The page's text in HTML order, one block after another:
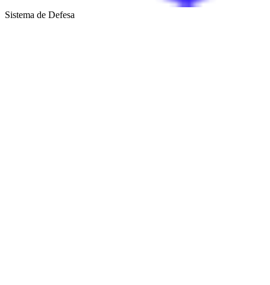
Sistema de Defesa